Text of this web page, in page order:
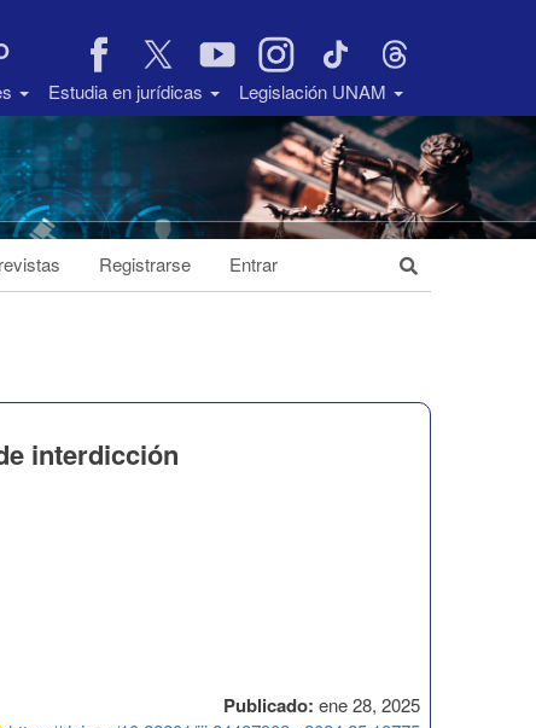
Estudia en jurídicas Legislación UNAM
Registrarse Entrar
Publicado: ene 28, 2025
interdicción